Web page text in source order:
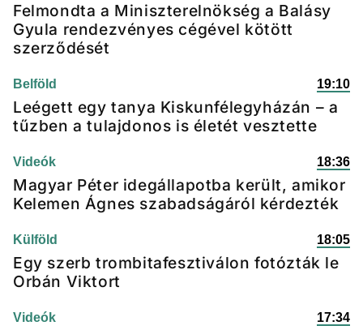
Felmondta a Miniszterelnökség a Balásy
Gyula rendezvényes cégével kötött
szerződését
Belföld 19:10
Leégett egy tanya Kiskunfélegyházán – a
tűzben a tulajdonos is életét vesztette
Videók 18:36
Magyar Péter idegállapotba került, amikor
Kelemen Ágnes szabadságáról kérdezték
Külföld 18:05
Egy szerb trombitafesztiválon fotózták le
Orbán Viktort
Videók 17:34